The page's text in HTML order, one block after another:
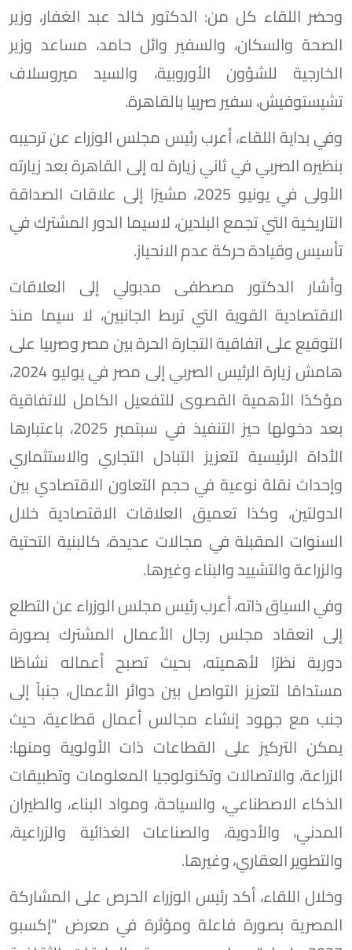
وحضر اللقاء كل من: الدكتور خالد عبد الغفار، وزير
الصحة والسكان، والسفير وائل حامد، مساعد وزير
الخارجية للشؤون الأوروبية، والسيد ميروسلاف
تشيستوفيش، سفير صربيا بالقاهرة.
وفي بداية اللقاء، أعرب رئيس مجلس الوزراء عن ترحيبه
بنظيره الصربي في ثاني زيارة له إلى القاهرة بعد زيارته
الأولى في يونيو 2025، مشيرًا إلى علاقات الصداقة
التاريخية التي تجمع البلدين، لاسيما الدور المشترك في
تأسيس وقيادة حركة عدم الانحياز.
وأشار الدكتور مصطفى مدبولي إلى العلاقات
الاقتصادية القوية التي تربط الجانبين، لا سيما منذ
التوقيع على اتفاقية التجارة الحرة بين مصر وصربيا على
هامش زيارة الرئيس الصربي إلى مصر في يوليو 2024،
مؤكدًا الأهمية القصوى للتفعيل الكامل للاتفاقية
بعد دخولها حيز التنفيذ في سبتمبر 2025، باعتبارها
الأداة الرئيسية لتعزيز التبادل التجاري والاستثماري
وإحداث نقلة نوعية في حجم التعاون الاقتصادي بين
الدولتين، وكذا تعميق العلاقات الاقتصادية خلال
السنوات المقبلة في مجالات عديدة، كالبنية التحتية
والزراعة والتشييد والبناء وغيرها.
وفي السياق ذاته، أعرب رئيس مجلس الوزراء عن التطلع
إلى انعقاد مجلس رجال الأعمال المشترك بصورة
دورية نظرًا لأهميته، بحيث تصبح أعماله نشاطًا
مستدامًا لتعزيز التواصل بين دوائر الأعمال، جنباً إلى
جنب مع جهود إنشاء مجالس أعمال قطاعية، حيث
يمكن التركيز على القطاعات ذات الأولوية ومنها:
الزراعة، والاتصالات وتكنولوجيا المعلومات وتطبيقات
الذكاء الاصطناعي، والسياحة، ومواد البناء، والطيران
المدني، والأدوية، والصناعات الغذائية والزراعية،
والتطوير العقاري، وغيرها.
وخلال اللقاء، أكد رئيس الوزراء الحرص على المشاركة
المصرية بصورة فاعلة ومؤثرة في معرض "إكسبو